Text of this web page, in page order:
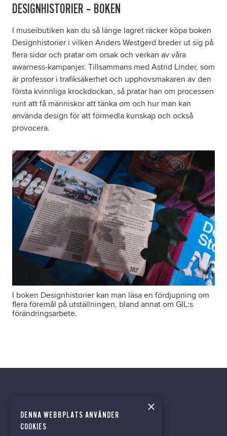
DESIGNHISTORIER – BOKEN
I museibutiken kan du så länge lagret räcker köpa boken
Designhistorier i vilken Anders Westgerd breder ut sig på
flera sidor och pratar om orsak och verkan av våra
awarness-kampanjer. Tillsammans med Astrid Linder, som
är professor i trafiksäkerhet och upphovsmakaren av den
första kvinnliga krockdockan, så pratar han om processen
runt att få människor att tänka om och hur man kan
använda design för att förmedla kunskap och också
provocera.
I boken Designhistorier kan man läsa en fördjupning om
flera föremål på utställningen, bland annat om GIL:s
förändringsarbete.
kontor@gil.se
×
DENNA WEBBPLATS ANVÄNDER
COOKIES